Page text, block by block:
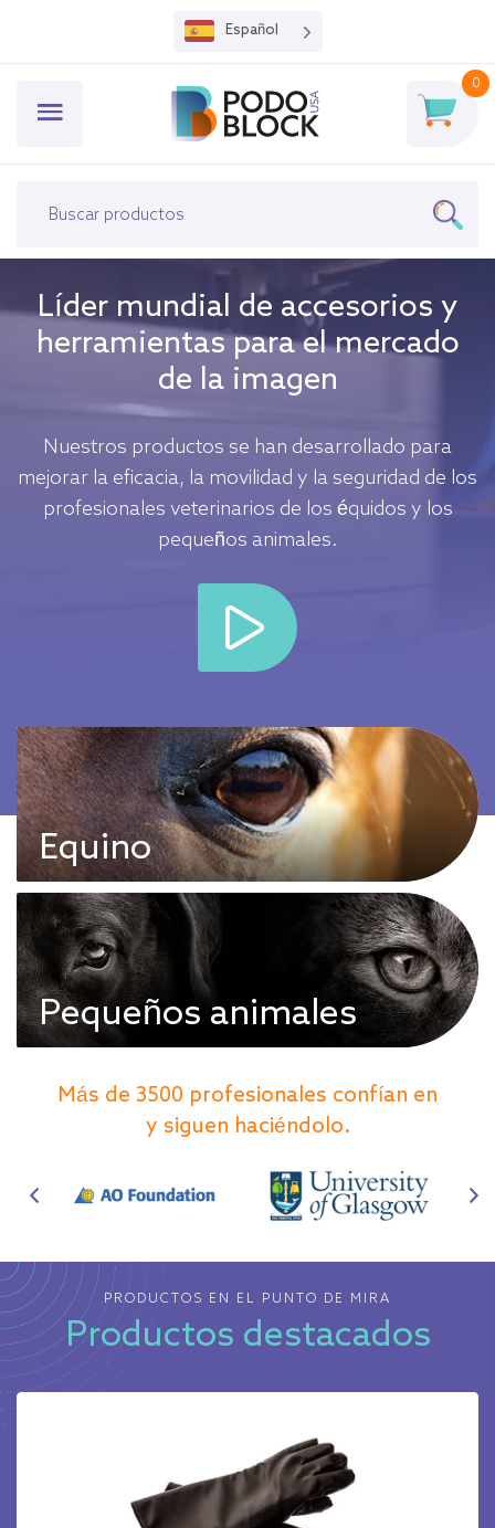
Español
0
Líder mundial de accesorios y
herramientas para el mercado
de la imagen
Nuestros productos se han desarrollado para
mejorar la eficacia, la movilidad y la seguridad de los
profesionales veterinarios de los équidos y los
pequeños animales.
Equino
Ver todos los productos
Pequeños animales
Más de 3500 profesionales confían en
y siguen haciéndolo.
PRODUCTOS EN EL PUNTO DE MIRA
Productos destacados